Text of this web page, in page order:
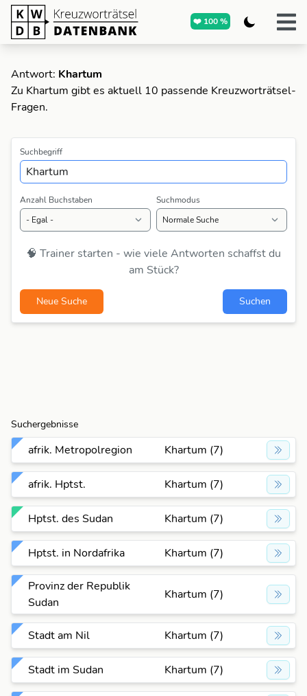
❤️ 100 %
Antwort: Khartum
Zu Khartum gibt es aktuell 10 passende Kreuzworträtsel-
Fragen.
Suchbegriff
Anzahl Buchstaben Suchmodus
🧠 Trainer starten - wie viele Antworten schaffst du
am Stück?
Neue Suche Suchen
Suchergebnisse
afrik. Metropolregion Khartum (7)
afrik. Hptst. Khartum (7)
Hptst. des Sudan Khartum (7)
Hptst. in Nordafrika Khartum (7)
Provinz der Republik
Sudan
Khartum (7)
Stadt am Nil Khartum (7)
Stadt im Sudan Khartum (7)